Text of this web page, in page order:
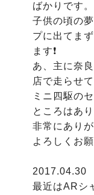
ばかりです。
子供の頃の
プに出てま
ます❗
あ、主に奈
店で走らせて
ミニ四駆の
ところはあ
非常にありが
よろしくお願
2017.04.30
最近はARシ